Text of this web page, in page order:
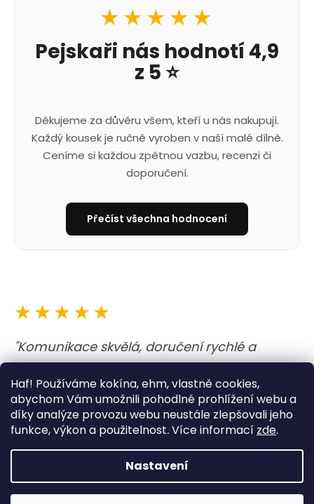
Haf! Používáme kokína, ehm, vlastně cookies,
abychom Vám umožnili pohodlné prohlížení webu a
díky analýze provozu webu neustále zlepšovali jeho
funkce, výkon a použitelnost.Více informací zde.
Nastavení
★★★★★
Pejskaři nás hodnotí 4,9
z 5 ⭐
Děkujeme za důvěru všem, kteří u nás nakupují.
Každý kousek je ručně vyroben v naší malé dílně.
Ceníme si každou zpětnou vazbu, recenzi či
doporučení.
Přečíst všechna hodnocení
★★★★★
"Komunikace skvělá, doručení rychlé a
obojek i vodítko nejen krásné, ale i kvalitně
udělané. A barvy jsou prostě boží. Opravdu
moc dobrý zážitek. "